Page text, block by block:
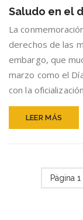
Saludo en el
La
derechos de las
embargo, que
marzo como el
con la
LEER MÁS
Página